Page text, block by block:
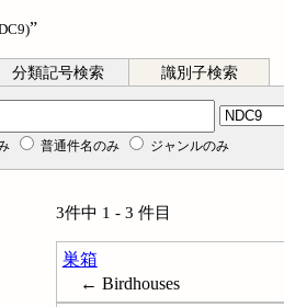
”
分類記号検索 識別子検索
普通件名のみ ジャンルのみ
3件中 1 - 3 件目
巣箱
← Birdhouses